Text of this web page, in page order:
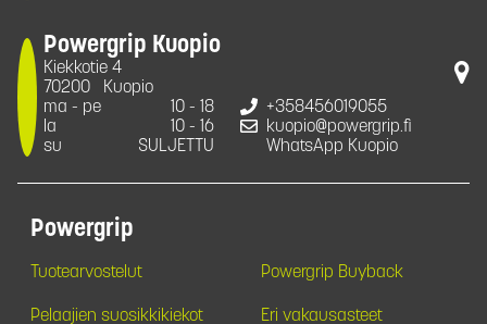
Powergrip Kuopio
Kiekkotie 4
70200
Kuopio
ma - pe
10 - 18
la
10 - 16
su
SULJETTU
+358456019055
kuopio@powergrip.fi
WhatsApp Kuopio
Powergrip
Tuotearvostelut Powergrip Buyback
Pelaajien suosikkikiekot Eri vakausasteet